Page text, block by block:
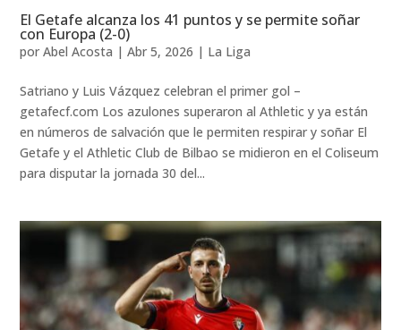
El Getafe alcanza los 41 puntos y se permite soñar
con Europa (2-0)
porAbel Acosta |Abr 5, 2026 | La Liga
Satriano y Luis Vázquez celebran el primer gol –
getafecf.com Los azulones superaron al Athletic y ya están
en números de salvación que le permiten respirar y soñar El
Getafe y el Athletic Club de Bilbao se midieron en el Coliseum
para disputar la jornada 30 del...